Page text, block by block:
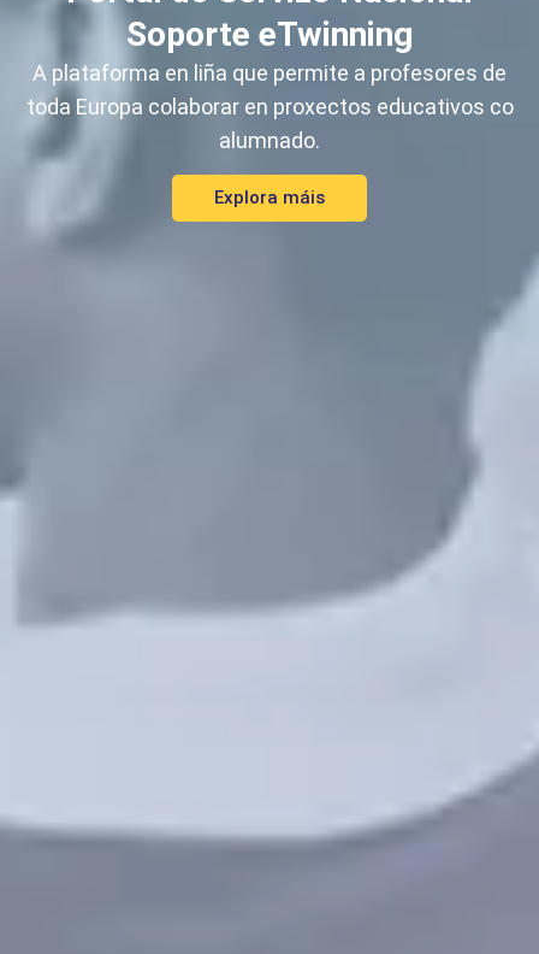
Soporte eTwinning
A plataforma en liña que permite a profesores de
toda Europa colaborar en proxectos educativos co
alumnado.
Explora máis